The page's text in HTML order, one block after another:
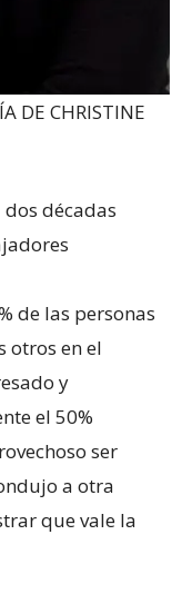
DE CHRISTINE
décadas
de las personas
otros en el
y
el 50%
ser
a otra
que vale la